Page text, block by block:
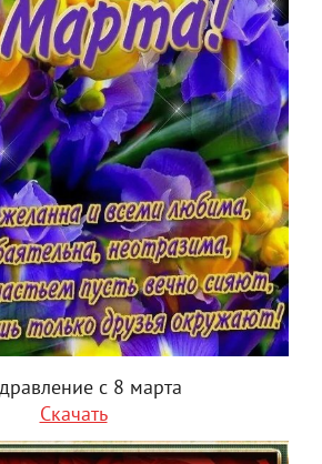
с 8 марта
Скачать